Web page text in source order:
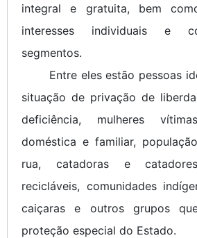
integral e gratuita, bem
interesses individuais e
segmentos.
Entre eles estão pessoas
situação de privação de
deficiência, mulheres
doméstica e familiar,
rua, catadoras e
recicláveis, comunidades
caiçaras e outros grupos
proteção especial do Estado.